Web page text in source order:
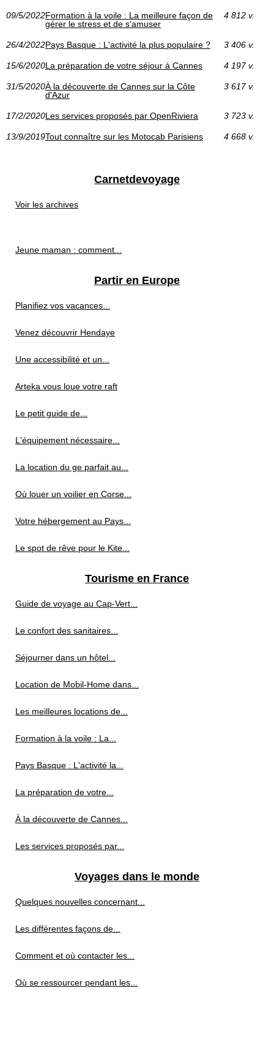
09/5/2022Formation à la voile : La meilleure façon de
gérer le stress et de s'amuser
4 812 v.
26/4/2022Pays Basque : L'activité la plus populaire ? 3 406 v.
15/6/2020La préparation de votre séjour à Cannes 4 197 v.
31/5/2020À la découverte de Cannes sur la Côte
d'Azur
3 617 v.
17/2/2020Les services proposés par OpenRiviera 3 723 v.
13/9/2019Tout connaître sur les Motocab Parisiens 4 668 v.
Carnetdevoyage
Voir les archives
Jeune maman : comment...
Partir en Europe
Planifiez vos vacances...
Venez découvrir Hendaye
Une accessibilité et un...
Arteka vous loue votre raft
Le petit guide de...
L'équipement nécessaire...
La location du ge parfait au...
Où louer un voilier en Corse...
Votre hébergement au Pays...
Le spot de rêve pour le Kite...
Tourisme en France
Guide de voyage au Cap‑Vert...
Le confort des sanitaires...
Séjourner dans un hôtel...
Location de Mobil-Home dans...
Les meilleures locations de...
Formation à la voile : La...
Pays Basque : L'activité la...
La préparation de votre...
À la découverte de Cannes...
Les services proposés par...
Voyages dans le monde
Quelques nouvelles concernant...
Les différentes façons de...
Comment et où contacter les...
Où se ressourcer pendant les...